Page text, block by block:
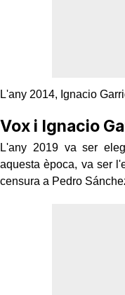
L'any 2014, Ignacio
Vox i Ignacio
L'any 2019 va ser
aquesta època, va ser
censura a Pedro